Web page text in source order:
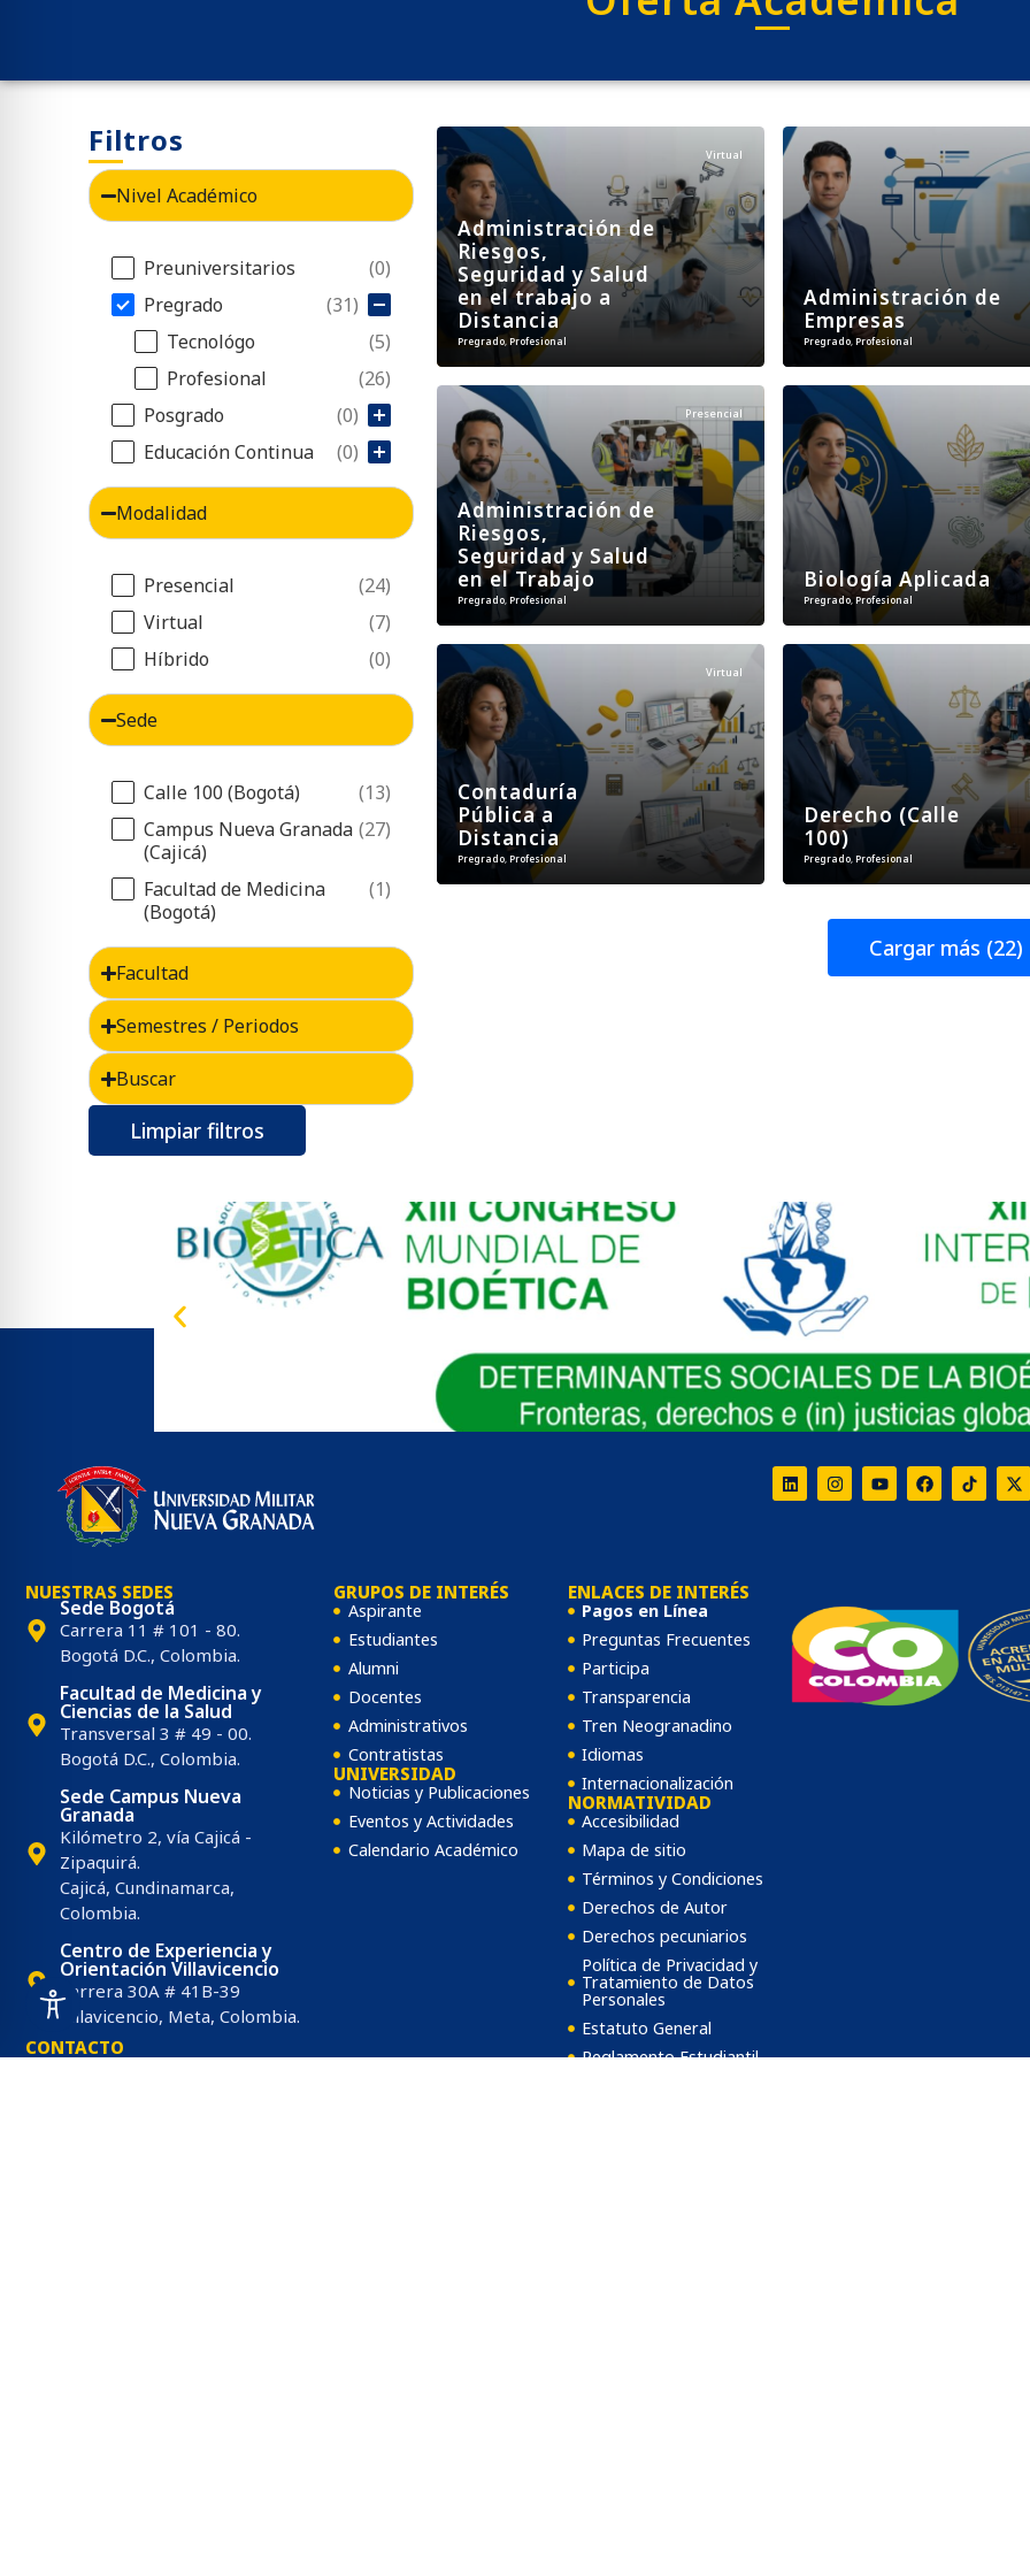
Filtros
Nivel Académico
Filtro Nivel Académico
Preuniversitarios
(0)
Pregrado
(31)
Tecnológo
(5)
Profesional
(26)
Posgrado
(0)
Educación Continua
(0)
Modalidad
Filtro Modalidad
Presencial
(24)
Virtual
(7)
Híbrido
(0)
Sede
Filtro Sede
Calle 100 (Bogotá)
(13)
Campus Nueva Granada
(Cajicá)
(27)
Facultad de Medicina
(Bogotá)
(1)
Facultad
Semestres / Periodos
Buscar
Limpiar filtros
Virtual
Administración de
Riesgos,
Seguridad y Salud
en el trabajo a
Distancia
Pregrado, Profesional
Administración de
Empresas
Pregrado, Profesional
Presencial
Administración de
Riesgos,
Seguridad y Salud
en el Trabajo
Pregrado, Profesional
Biología Aplicada
Pregrado,Profesional
Virtual
Contaduría
Pública a
Distancia
Pregrado, Profesional
Derecho (Calle
100)
Pregrado, Profesional
Cargar más (22)
El XIII CONGRESO MUNDIAL DE BIOETICA (SIBI) y XII CONGRESO INTERNACIONAL
une al mundo en un encuentro global para examinar los determinantes sociales que definen la
NUESTRAS SEDES
Sede Bogotá
Carrera 11 # 101 - 80.
Bogotá D.C., Colombia.
Facultad de Medicina y
Ciencias de la Salud
Transversal 3 # 49 - 00.
Bogotá D.C., Colombia.
Sede Campus Nueva
Granada
Kilómetro 2, vía Cajicá -
Zipaquirá.
Cajicá, Cundinamarca,
Colombia.
Centro de Experiencia y
Orientación Villavicencio
Carrera 30A # 41B-39
Villavicencio, Meta, Colombia.
CONTACTO
GRUPOS DE INTERÉS
Aspirante
Estudiantes
Alumni
Docentes
Administrativos
Contratistas
UNIVERSIDAD
Noticias y Publicaciones
Eventos y Actividades
Calendario Académico
ENLACES DE INTERÉS
Pagos en Línea
Preguntas Frecuentes
Participa
Transparencia
Tren Neogranadino
Idiomas
Internacionalización
NORMATIVIDAD
Accesibilidad
Mapa de sitio
Términos y Condiciones
Derechos de Autor
Derechos pecuniarios
Política de Privacidad y
Tratamiento de Datos
Personales
Estatuto General
Reglamento Estudiantil